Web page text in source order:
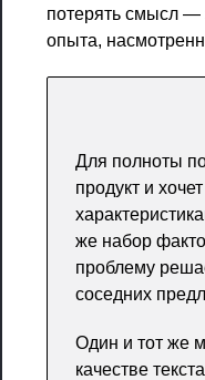
потерять смысл —
опыта,
Для полноты
продукт и
же набор
проблему
соседних
Один и тот же
качестве